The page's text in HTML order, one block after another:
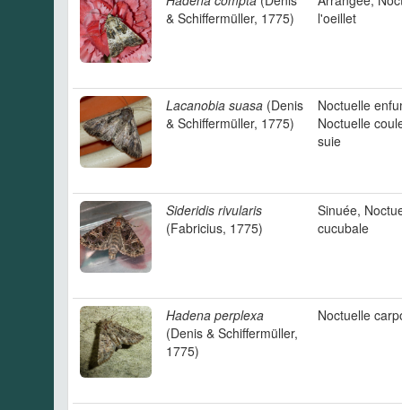
& Schiffermüller, 1775)
l'oeillet
Lacanobia suasa (Denis
& Schiffermüller, 1775)
Noctuelle
Noctuelle
suie
Sideridis rivularis
(Fabricius, 1775)
Sinuée,
cucubale
Hadena perplexa
(Denis & Schiffermüller,
1775)
Noctuelle